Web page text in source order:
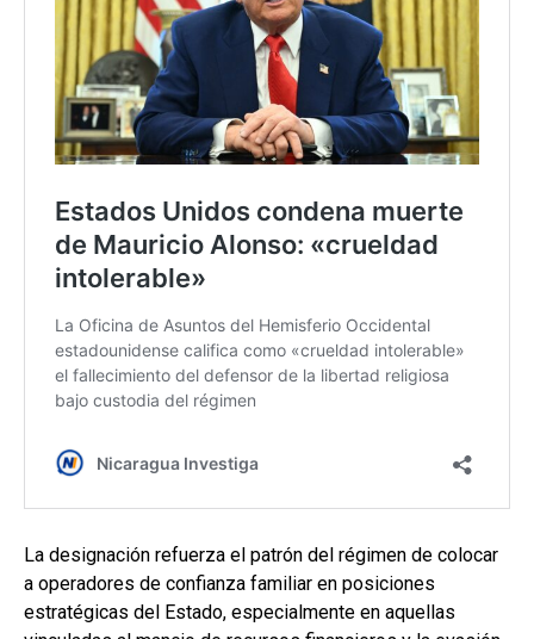
La designación refuerza el patrón del régimen de colocar
a operadores de confianza familiar en posiciones
estratégicas del Estado, especialmente en aquellas